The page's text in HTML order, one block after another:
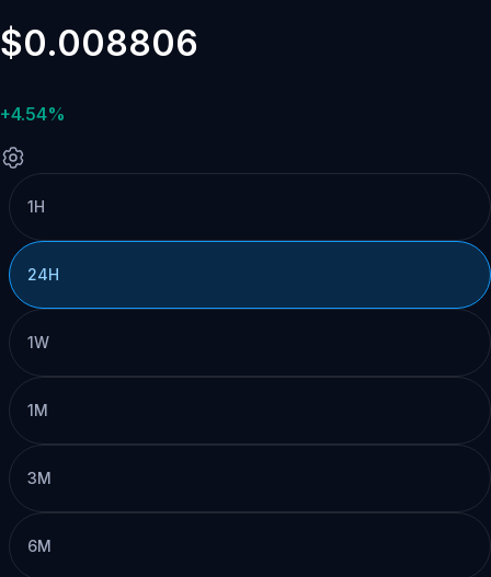
$0.008806
+4.54%
1H
24H
1W
1M
3M
6M